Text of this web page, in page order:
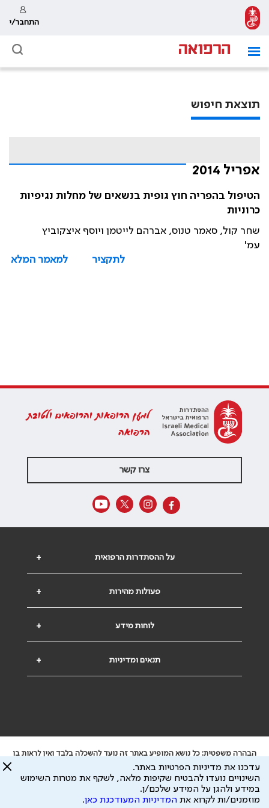
התחבר/י
תוצאת חיפוש
אפריל 2014
הטיפול בהפריה חוץ גופית בנשאים של מחלות נגיפיות
כרוניות
שחר קול, סאמר טנוס, אברהם לייטמן ויוסף איצקוביץ
עמ'
לתקציר
למאמר המלא
למען הרופאות והרופאים ולטובת
הרפואה
צרו קשר
+ על ההסתדרות הרפואית
+ פעולות מהירות
+ לוחות מידע
+ תנאים ומדיניות
הבהרה משפטית: כל נושא המופיע באתר זה נועד להשכלה בלבד ואין לראות בו
ייעוץ רפואי או משפטי. אין הר"י אחראית לתוכן המתפרסם באתר זה ולכל נזק
שעלול להיגרם.
ידוע לי שהר"י אוספת ושומרת מידע אישי לצורך מתן השרות וכי חלק ממנו עשוי
להיות מועבר לצדדים שלישיים, הכל בכפוף למדיניות הפרטיות
עדכנו את מדיניות הפרטיות באתר.
השינויים נועדו להבטיח שקיפות מלאה, לשקף את מטרות השימוש
במידע ולהגן על המידע שלכם/ן.
מוזמנים/ות לקרוא את המדיניות המעודכנת כאן.